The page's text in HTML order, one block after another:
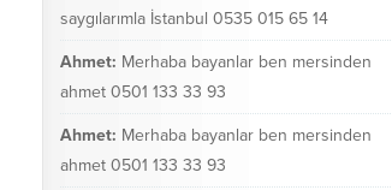
saygılarımla İstanbul 0535 015 65 14
Ahmet: Merhaba bayanlar ben mersinden
ahmet 0501 133 33 93
Ahmet: Merhaba bayanlar ben mersinden
ahmet 0501 133 33 93